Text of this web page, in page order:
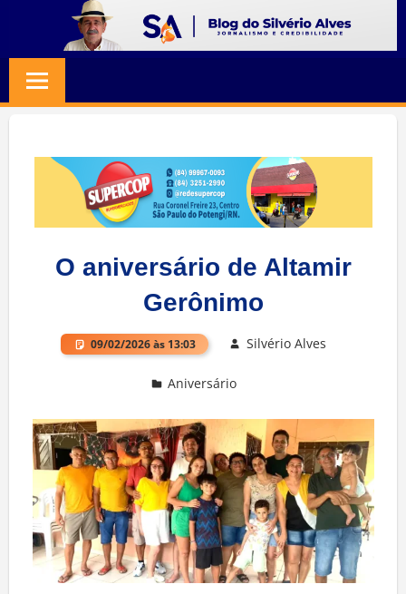
content
SILVERIO
ALVES
Jornalismo
Credibilidade
O aniversário de Altamir
Gerônimo
09/02/2026 às 13:03 Silvério Alves
Aniversário